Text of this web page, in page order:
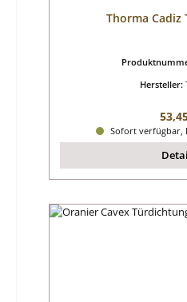
Thorma
Hersteller:
Sofort verfügbar,